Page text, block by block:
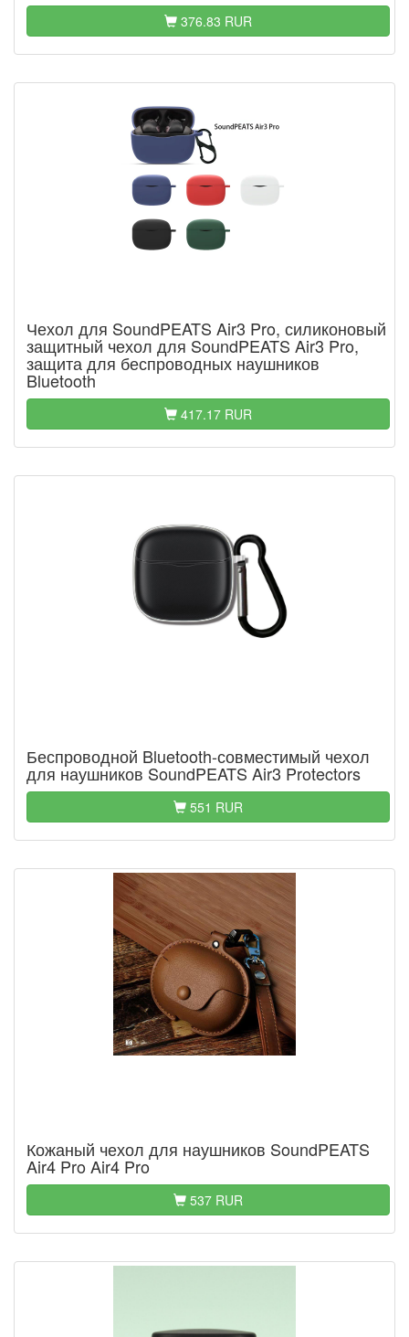
376.83 RUR
Чехол для SoundPEATS Air3 Pro, силиконовый
защитный чехол для SoundPEATS Air3 Pro,
защита для беспроводных наушников
Bluetooth
417.17 RUR
Беспроводной Bluetooth-совместимый чехол
для наушников SoundPEATS Air3 Protectors
551 RUR
Кожаный чехол для наушников SoundPEATS
Air4 Pro Air4 Pro
537 RUR